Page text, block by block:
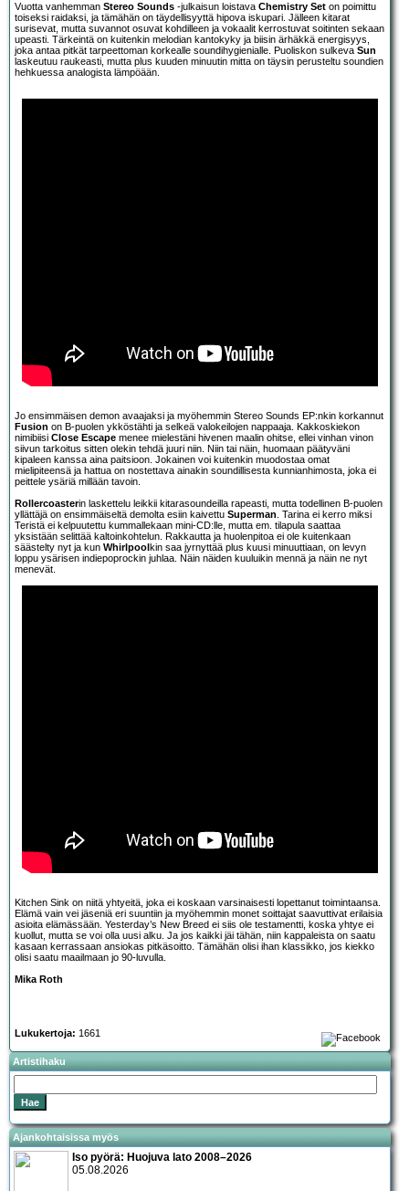
Vuotta vanhemman Stereo Sounds -julkaisun loistava Chemistry Set on poimittu
toiseksi raidaksi, ja tämähän on täydellisyyttä hipova iskupari. Jälleen kitarat
surisevat, mutta suvannot osuvat kohdilleen ja vokaalit kerrostuvat soitinten sekaan
upeasti. Tärkeintä on kuitenkin melodian kantokyky ja biisin ärhäkkä energisyys,
joka antaa pitkät tarpeettoman korkealle soundihygienialle. Puoliskon sulkeva Sun
laskeutuu raukeasti, mutta plus kuuden minuutin mitta on täysin perusteltu soundien
hehkuessa analogista lämpöään.
Jo ensimmäisen demon avaajaksi ja myöhemmin Stereo Sounds EP:nkin korkannut
Fusion on B-puolen ykköstähti ja selkeä valokeilojen nappaaja. Kakkoskiekon
nimibiisi Close Escape menee mielestäni hivenen maalin ohitse, ellei vinhan vinon
siivun tarkoitus sitten olekin tehdä juuri niin. Niin tai näin, huomaan päätyväni
kipaleen kanssa aina paitsioon. Jokainen voi kuitenkin muodostaa omat
mielipiteensä ja hattua on nostettava ainakin soundillisesta kunnianhimosta, joka ei
peittele ysäriä millään tavoin.
Rollercoasterin laskettelu leikkii kitarasoundeilla rapeasti, mutta todellinen B-puolen
yllättäjä on ensimmäiseltä demolta esiin kaivettu Superman. Tarina ei kerro miksi
Teristä ei kelpuutettu kummallekaan mini-CD:lle, mutta em. tilapula saattaa
yksistään selittää kaltoinkohtelun. Rakkautta ja huolenpitoa ei ole kuitenkaan
säästelty nyt ja kun Whirlpool kin saa jyrnyttää plus kuusi minuuttiaan, on levyn
loppu ysärisen indiepoprockin juhlaa. Näin näiden kuuluikin mennä ja näin ne nyt
menevät.
Kitchen Sink on niitä yhtyeitä, joka ei koskaan varsinaisesti lopettanut toimintaansa.
Elämä vain vei jäseniä eri suuntiin ja myöhemmin monet soittajat saavuttivat erilaisia
asioita elämässään. Yesterday’s New Breed ei siis ole testamentti, koska yhtye ei
kuollut, mutta se voi olla uusi alku. Ja jos kaikki jäi tähän, niin kappaleista on saatu
kasaan kerrassaan ansiokas pitkäsoitto. Tämähän olisi ihan klassikko, jos kiekko
olisi saatu maailmaan jo 90-luvulla.
Mika Roth
Lukukertoja: 1661
Artistihaku
Ajankohtaisissa myös
Iso pyörä: Huojuva lato 2008–2026
05.08.2026